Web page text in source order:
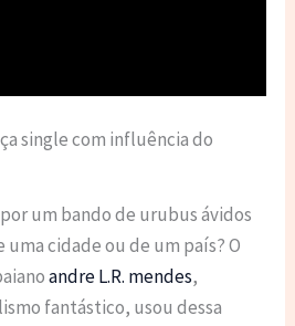
single com influência do
um bando de urubus ávidos
cidade ou de um país? O
andre L.R. mendes,
fantástico, usou dessa